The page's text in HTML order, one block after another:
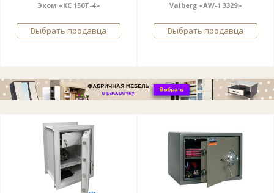
Эком «КС 150Т-4»
Выбрать продавца
Valberg «AW-1 3329»
Выбрать продавца